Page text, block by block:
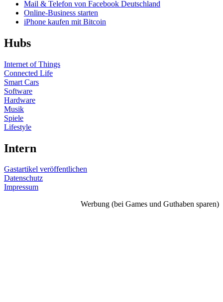
Mail & Telefon von Facebook Deutschland
Online-Business starten
iPhone kaufen mit Bitcoin
Hubs
Internet of Things
Connected Life
Smart Cars
Software
Hardware
Musik
Spiele
Lifestyle
Intern
Gastartikel veröffentlichen
Datenschutz
Impressum
Werbung (bei Games und Guthaben sparen)